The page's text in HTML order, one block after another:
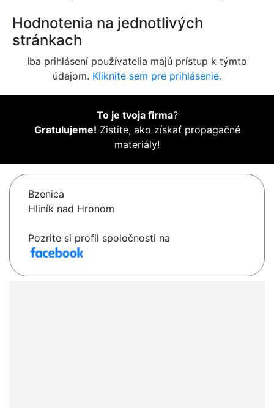
Hodnotenia na jednotlivých
stránkach
Iba prihlásení používatelia majú prístup k týmto
údajom. Kliknite sem pre prihlásenie.
To je tvoja firma?
Gratulujeme! Zistite, ako získať propagačné
materiály!
Bzenica
Hliník nad Hronom
Pozrite si profil spoločnosti na